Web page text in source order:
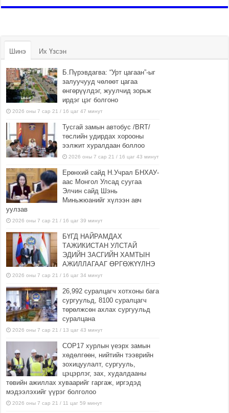
Шинэ Их Үзсэн
Б.Пүрэвдагва: “Урт цагаан”-ыг
залуучууд чөлөөт цагаа
өнгөрүүлдэг, жуулчид зорьж
ирдэг цэг болгоно
2026 оны 7 сар 21 / 16 цаг 47 минут
Тусгай замын автобус /BRT/
төслийн удирдах хорооны
ээлжит хуралдаан боллоо
2026 оны 7 сар 21 / 16 цаг 43 минут
Ерөнхий сайд Н.Учрал БНХАУ-
аас Монгол Улсад суугаа
Элчин сайд Шэнь
Миньжюанийг хүлээн авч
уулзав
2026 оны 7 сар 21 / 16 цаг 39 минут
БҮГД НАЙРАМДАХ
ТАЖИКИСТАН УЛСТАЙ
ЭДИЙН ЗАСГИЙН ХАМТЫН
АЖИЛЛАГААГ ӨРГӨЖҮҮЛНЭ
2026 оны 7 сар 21 / 16 цаг 34 минут
26,992 суралцагч хотхоны бага
сургуульд, 8100 суралцагч
төрөлжсөн ахлах сургуульд
суралцана
2026 оны 7 сар 21 / 13 цаг 43 минут
COP17 хурлын үеэрх замын
хөдөлгөөн, нийтийн тээврийн
зохицуулалт, сургууль,
цэцэрлэг, зах, худалдааны
төвийн ажиллах хуваарийг гаргаж, иргэдэд
мэдээлэхийг үүрэг болголоо
2026 оны 7 сар 21 / 11 цаг 59 минут